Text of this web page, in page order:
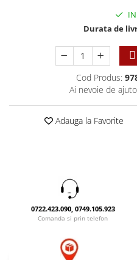
Instrumente pastorale
Predici/ Schite de predici
Instrumente teologice
Enciclopedii
Literatura
Obiecte decorative
Pix+Semn de carte
Produse din lemn
Accesorii birou
Sacoșă
Alte suveniruri
Carti postale
Durata de
Cod Produs:
Ai nevoie de
Adauga la Favorite
0722.423.090, 0749.105.923
Comanda si prin telefon